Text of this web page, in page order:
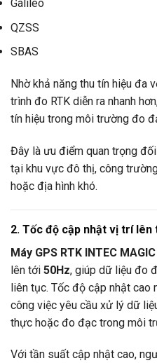
Galileo
QZSS
SBAS
Nhờ khả năng thu tín hiệu đa
trình đo RTK diễn ra nhanh
tín hiệu trong môi trường đo
Đây là ưu điểm quan trọng
tại khu vực đô thị, công
hoặc địa hình khó.
2. Tốc độ cập nhật vị trí lên
Máy GPS RTK INTEC MAGIC
lên tới 50Hz, giúp dữ liệu đo
liên tục. Tốc độ cập nhật cao
công việc yêu cầu xử lý dữ
thực hoặc đo đạc trong môi
Với tần suất cập nhật cao,